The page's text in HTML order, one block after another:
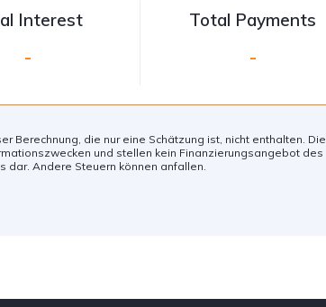
Interest
-
Total Payments
-
Berechnung, die nur eine Schätzung ist, nicht enthalten. Die
und stellen kein Finanzierungsangebot des
dar. Andere Steuern können anfallen.